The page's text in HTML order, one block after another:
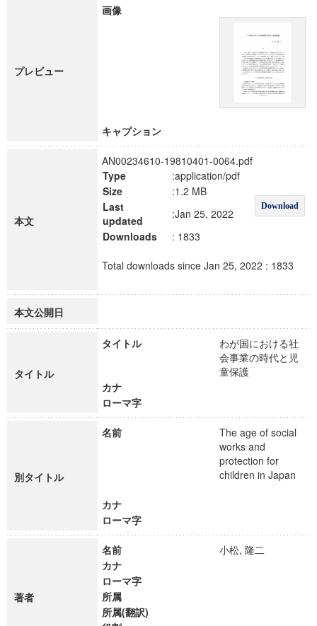
プレビュー
画像
キャプション
本文
AN00234610-19810401-0064.pdf
Type
:application/pdf
Download
Size
:1.2 MB
Last
updated
:Jan 25, 2022
Downloads
: 1833
Total downloads since Jan 25, 2022 : 1833
本文公開日
タイトル
タイトル
わが国における社
会事業の時代と児
童保護
カナ
ローマ字
別タイトル
名前
The age of social
works and
protection for
children in Japan
カナ
ローマ字
著者
名前
小松, 隆二
カナ
ローマ字
所属
所属(翻訳)